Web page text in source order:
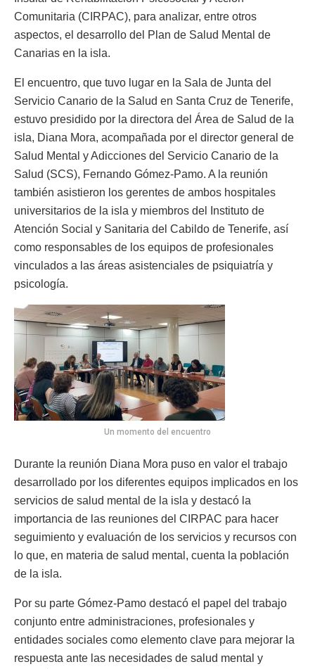
Comunitaria (CIRPAC), para analizar, entre otros
aspectos, el desarrollo del Plan de Salud Mental de
Canarias en la isla.
El encuentro, que tuvo lugar en la Sala de Junta del
Servicio Canario de la Salud en Santa Cruz de Tenerife,
estuvo presidido por la directora del Área de Salud de la
isla, Diana Mora, acompañada por el director general de
Salud Mental y Adicciones del Servicio Canario de la
Salud (SCS), Fernando Gómez-Pamo. A la reunión
también asistieron los gerentes de ambos hospitales
universitarios de la isla y miembros del Instituto de
Atención Social y Sanitaria del Cabildo de Tenerife, así
como responsables de los equipos de profesionales
vinculados a las áreas asistenciales de psiquiatría y
psicología.
Un momento del encuentro
Durante la reunión Diana Mora puso en valor el trabajo
desarrollado por los diferentes equipos implicados en los
servicios de salud mental de la isla y destacó la
importancia de las reuniones del CIRPAC para hacer
seguimiento y evaluación de los servicios y recursos con
lo que, en materia de salud mental, cuenta la población
de la isla.
Por su parte Gómez-Pamo destacó el papel del trabajo
conjunto entre administraciones, profesionales y
entidades sociales como elemento clave para mejorar la
respuesta ante las necesidades de salud mental y